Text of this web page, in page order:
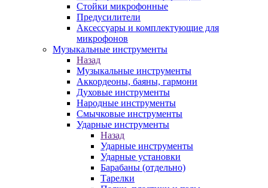
Стойки микрофонные
Предусилители
Аксессуары и комплектующие для
микрофонов
Музыкальные инструменты
Назад
Музыкальные инструменты
Аккордеоны, баяны, гармони
Духовые инструменты
Народные инструменты
Смычковые инструменты
Ударные инструменты
Назад
Ударные инструменты
Ударные установки
Барабаны (отдельно)
Тарелки